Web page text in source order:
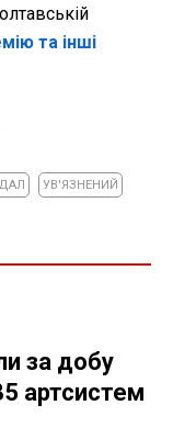
та інші
УВ'ЯЗНЕНИЙ
за добу
артсистем